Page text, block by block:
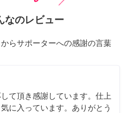
なのレビュー
らサポーターへの感謝の言葉
て頂き感謝しています。仕上
に入っています。ありがとう